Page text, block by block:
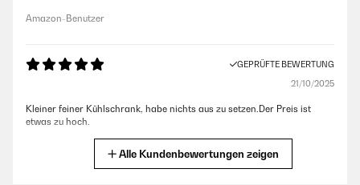
Amazon-Benutzer
GEPRÜFTE BEWERTUNG
21/10/2025
Kleiner feiner Kühlschrank, habe nichts aus zu setzen.Der Preis ist
etwas zu hoch.
Alle Kundenbewertungen zeigen